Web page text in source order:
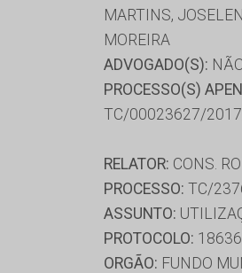
MARTINS,
MOREIRA
ADVOGADO(S):
PROCESSO(S)
TC/00023627/
RELATOR: CONS.
PROCESSO: TC/
ASSUNTO:
PROTOCOLO:
ORGÃO: FUNDO